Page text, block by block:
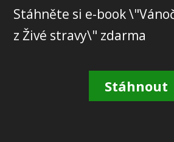
Stáhněte si e-book
z Živé stravy\" zdarma
Stáhnout